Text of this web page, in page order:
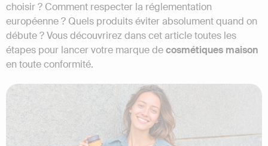
choisir ? Comment respecter la réglementation
européenne ? Quels produits éviter absolument quand on
débute ? Vous découvrirez dans cet article toutes les
étapes pour lancer votre marque decosmétiques maison
en toute conformité.